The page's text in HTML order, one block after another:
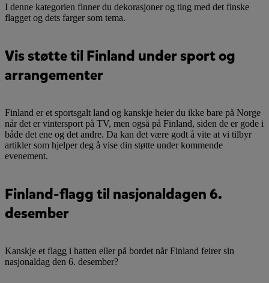
I denne kategorien finner du dekorasjoner og ting med det finske
flagget og dets farger som tema.
Vis støtte til Finland under sport og
arrangementer
Finland er et sportsgalt land og kanskje heier du ikke bare på Norge
når det er vintersport på TV, men også på Finland, siden de er gode i
både det ene og det andre. Da kan det være godt å vite at vi tilbyr
artikler som hjelper deg å vise din støtte under kommende
evenement.
Finland-flagg til nasjonaldagen 6.
desember
Kanskje et flagg i hatten eller på bordet når Finland feirer sin
nasjonaldag den 6. desember?